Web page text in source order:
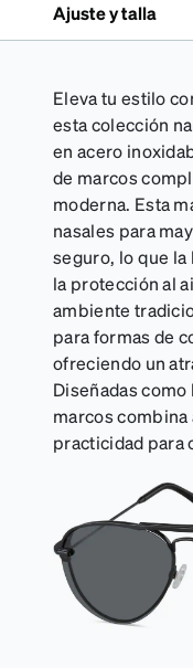
Ajuste y talla
Eleva tu estilo
esta colección
en acero
de marcos
moderna. Esta
nasales para
seguro, lo que la
la protección al
ambiente
para formas de
ofreciendo un
Diseñadas
marcos
practicidad para